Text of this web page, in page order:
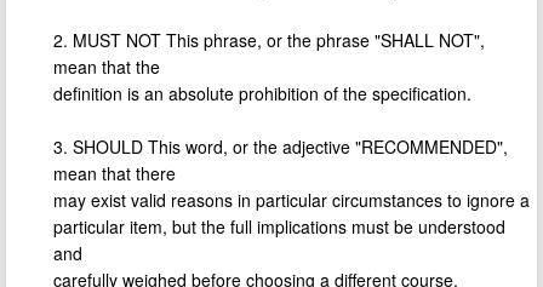
2. MUST NOT This phrase, or the phrase "SHALL NOT",
mean that the
definition is an absolute prohibition of the specification.
3. SHOULD This word, or the adjective "RECOMMENDED",
mean that there
may exist valid reasons in particular circumstances to ignore a
particular item, but the full implications must be understood
and
carefully weighed before choosing a different course.